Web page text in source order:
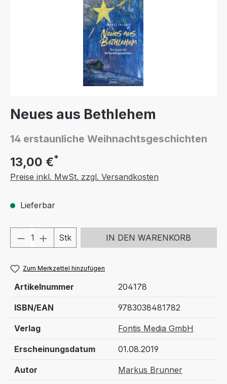
Neues aus Bethlehem
14 erstaunliche Weihnachtsgeschichten
13,00 €*
Preise inkl. MwSt. zzgl. Versandkosten
Lieferbar
Produkt Anzahl: Gib den
Stk IN DEN WARENKORB
Zum Merkzettel hinzufügen
Artikelnummer 204178
ISBN/EAN 9783038481782
Verlag Fontis Media GmbH
Erscheinungsdatum 01.08.2019
Autor Markus Brunner